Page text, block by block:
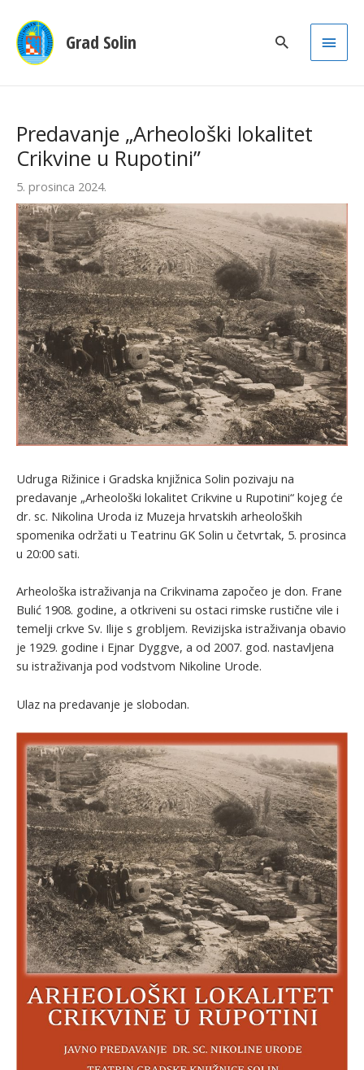
Grad Solin
Main
Predavanje „Arheološki lokalitet
Crikvine u Rupotini”
5. prosinca 2024.
Udruga Rižinice i Gradska knjižnica Solin pozivaju na
predavanje „Arheološki lokalitet Crikvine u Rupotini“ kojeg će
dr. sc. Nikolina Uroda iz Muzeja hrvatskih arheoloških
spomenika održati u Teatrinu GK Solin u četvrtak, 5. prosinca
u 20:00 sati.
Arheološka istraživanja na Crikvinama započeo je don. Frane
Bulić 1908. godine, a otkriveni su ostaci rimske rustične vile i
temelji crkve Sv. Ilije s grobljem. Revizijska istraživanja obavio
je 1929. godine i Ejnar Dyggve, a od 2007. god. nastavljena
su istraživanja pod vodstvom Nikoline Urode.
Ulaz na predavanje je slobodan.